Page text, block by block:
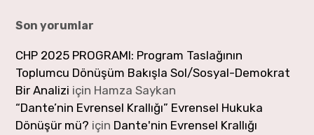
Son yorumlar
CHP 2025 PROGRAMI: Program Taslağının
Toplumcu Dönüşüm Bakışla Sol/Sosyal-Demokrat
Bir Analizi için Hamza Saykan
“Dante’nin Evrensel Krallığı” Evrensel Hukuka
Dönüşür mü? için Dante'nin Evrensel Krallığı